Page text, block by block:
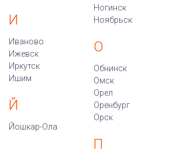
И
Иваново
Ижевск
Иркутск
Ишим
Й
Йошкар-Ола
Ногинск
Ноябрьск
О
Обнинск
Омск
Орел
Оренбург
Орск
П